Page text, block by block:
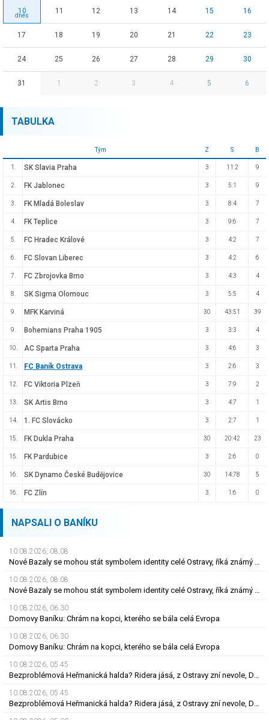
10 11 12 13 14 15 16
17 18 19 20 21 22 23
24 25 26 27 28 29 30
31 1 2 3 4 5 6
TABULKA
Tým Z S B
1. SK Slavia Praha 3 11:2 9
2. FK Jablonec 3 5:1 9
3. FK Mladá Boleslav 3 8:4 7
4. FK Teplice 3 9:6 7
5. FC Hradec Králové 3 4:2 7
6. FC Slovan Liberec 3 4:2 6
7. FC Zbrojovka Brno 3 4:3 4
8. SK Sigma Olomouc 3 5:5 4
9. MFK Karviná 30 43:51 39
9. Bohemians Praha 1905 3 3:3 4
10. AC Sparta Praha 3 4:6 3
11. FC Baník Ostrava 3 2:6 3
12. FC Viktoria Plzeň 3 7:9 2
13. SK Artis Brno 3 4:7 1
14. 1. FC Slovácko 3 2:7 1
15. FK Dukla Praha 30 20:42 23
15. FK Pardubice 3 2:6 0
16. SK Dynamo České Budějovice 30 14:78 5
16. FC Zlín 3 1:6 0
NAPSALI O BANÍKU
10.08.2026, 08.08
Nové Bazaly se mohou stát symbolem identity celé Ostravy, říká známý sociolog
10.08.2026, 08.08
Nové Bazaly se mohou stát symbolem identity celé Ostravy, říká známý sociolog
10.08.2026, 06.30
Domovy Baníku: Chrám na kopci, kterého se bála celá Evropa
10.08.2026, 06.30
Domovy Baníku: Chrám na kopci, kterého se bála celá Evropa
10.08.2026, 05.45
Bezproblémová Heřmanická halda? Ridera jásá, z Ostravy zní nevole, Diamo má plán
10.08.2026, 05.45
Bezproblémová Heřmanická halda? Ridera jásá, z Ostravy zní nevole, Diamo má plán